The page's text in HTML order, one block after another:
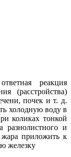
реакция
(расстройства)
почек и т. д.
холодную воду в
коликах тонкой
разнолистного и
приложить к
железку